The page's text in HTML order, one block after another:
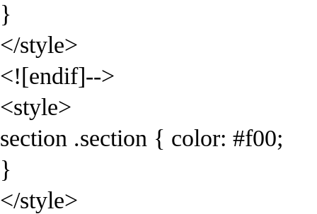
}
</style>
<![endif]-->
<style>
section .section { color: #f00;
}
</style>